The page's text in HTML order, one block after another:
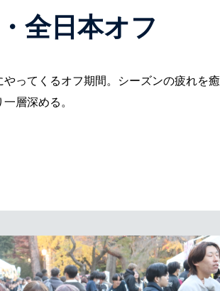
全日本オフ
ってくるオフ期間。シーズンの疲れを癒
層深める。